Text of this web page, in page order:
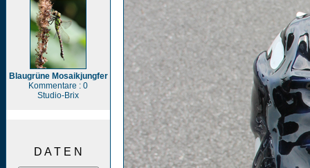
Blaugrüne Mosaikjungfer
Kommentare : 0
Studio-Brix
D A T E N